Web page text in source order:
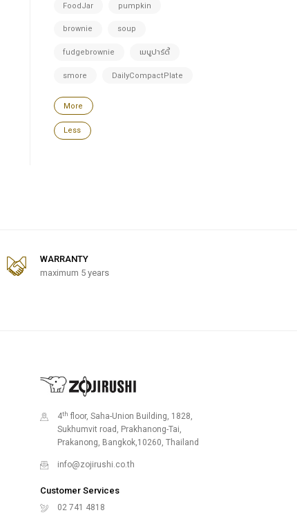
FoodJar pumpkin
brownie soup
fudgebrownie เมนูปาร์ตี้
smore DailyCompactPlate
More
Less
WARRANTY
maximum 5 years
4th floor, Saha-Union Building, 1828,
Sukhumvit road, Prakhanong-Tai,
Prakanong, Bangkok,10260, Thailand
info@zojirushi.co.th
Customer Services
02 741 4818